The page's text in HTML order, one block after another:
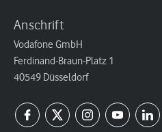
Anschrift
Vodafone GmbH
Ferdinand-Braun-Platz 1
40549 Düsseldorf